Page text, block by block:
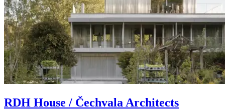
RDH House / Čechvala Architects